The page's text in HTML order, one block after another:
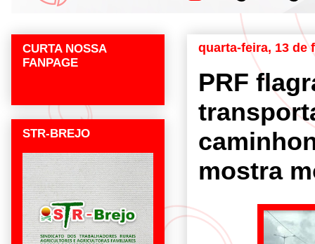
quarta-feira, 13 de
PRF
mostra
CURTA NOSSA
FANPAGE
STR-BREJO